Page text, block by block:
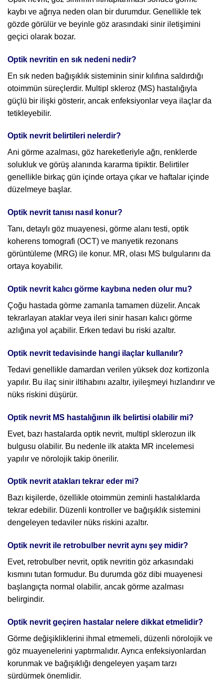
kaybı ve ağrıya neden olan bir durumdur. Genellikle tek
gözde görülür ve beyinle göz arasındaki sinir iletişimini
geçici olarak bozar.
Optik nevritin en sık nedeni nedir?
En sık neden bağışıklık sisteminin sinir kılıfına saldırdığı
otoimmün süreçlerdir. Multipl skleroz (MS) hastalığıyla
güçlü bir ilişki gösterir, ancak enfeksiyonlar veya ilaçlar da
tetikleyebilir.
Optik nevrit belirtileri nelerdir?
Ani görme azalması, göz hareketleriyle ağrı, renklerde
solukluk ve görüş alanında kararma tipiktir. Belirtiler
genellikle birkaç gün içinde ortaya çıkar ve haftalar içinde
düzelmeye başlar.
Optik nevrit tanısı nasıl konur?
Tanı, detaylı göz muayenesi, görme alanı testi, optik
koherens tomografi (OCT) ve manyetik rezonans
görüntüleme (MRG) ile konur. MR, olası MS bulgularını da
ortaya koyabilir.
Optik nevrit kalıcı görme kaybına neden olur mu?
Çoğu hastada görme zamanla tamamen düzelir. Ancak
tekrarlayan ataklar veya ileri sinir hasarı kalıcı görme
azlığına yol açabilir. Erken tedavi bu riski azaltır.
Optik nevrit tedavisinde hangi ilaçlar kullanılır?
Tedavi genellikle damardan verilen yüksek doz kortizonla
yapılır. Bu ilaç sinir iltihabını azaltır, iyileşmeyi hızlandırır ve
nüks riskini düşürür.
Optik nevrit MS hastalığının ilk belirtisi olabilir mi?
Evet, bazı hastalarda optik nevrit, multipl sklerozun ilk
bulgusu olabilir. Bu nedenle ilk atakta MR incelemesi
yapılır ve nörolojik takip önerilir.
Optik nevrit atakları tekrar eder mi?
Bazı kişilerde, özellikle otoimmün zeminli hastalıklarda
tekrar edebilir. Düzenli kontroller ve bağışıklık sistemini
dengeleyen tedaviler nüks riskini azaltır.
Optik nevrit ile retrobulber nevrit aynı şey midir?
Evet, retrobulber nevrit, optik nevritin göz arkasındaki
kısmını tutan formudur. Bu durumda göz dibi muayenesi
başlangıçta normal olabilir, ancak görme azalması
belirgindir.
Optik nevrit geçiren hastalar nelere dikkat etmelidir?
Görme değişikliklerini ihmal etmemeli, düzenli nörolojik ve
göz muayenelerini yaptırmalıdır. Ayrıca enfeksiyonlardan
korunmak ve bağışıklığı dengeleyen yaşam tarzı
sürdürmek önemlidir.